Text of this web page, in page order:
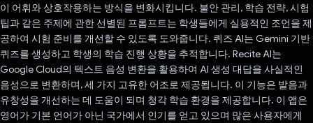
이 어휘와 상호작용하는 방식을 변화시킵니다. 불안 관리, 학습 전략, 시험
팁과 같은 주제에 관한 선별된 프롬프트는 학생들에게 실용적인 조언을 제
공하여 시험 준비를 개선할 수 있도록 도와줍니다. 퀴즈 AI는 Gemini 기반
퀴즈를 생성하고 학생의 학습 진행 상황을 추적합니다. Recite AI는
Google Cloud의 텍스트 음성 변환을 활용하여 AI 생성 대답을 사실적인
음성으로 변환하며, 세 가지 고유한 어조로 제공됩니다. 이 기능은 발음과
유창성을 개선하는 데 도움이 되며 청각 학습 환경을 제공합니다. 이 앱은
영어가 기본 언어가 아닌 국가에서 인기를 얻고 있으며 많은 사용자에게